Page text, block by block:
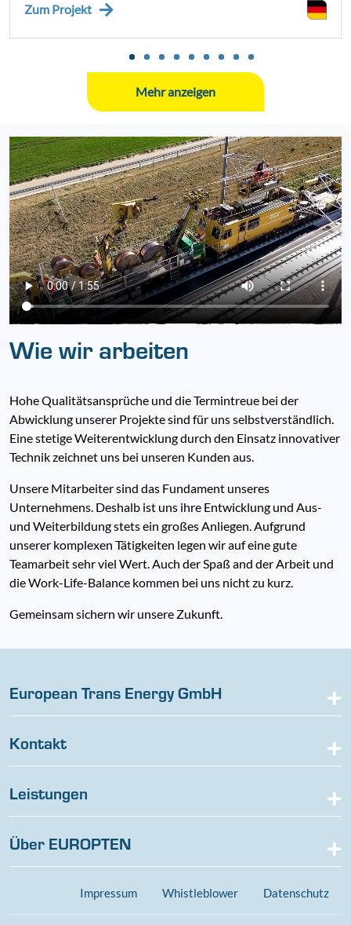
Regionalbereich der Deutschen Bahn AG (DB) haben wir
Erneuerung der Oberleitungsanlage erhalten.
Zum Projekt
Mehr anzeigen
Wie wir arbeiten
Hohe Qualitätsansprüche und die Termintreue bei der
Abwicklung unserer Projekte sind für uns selbstverständlich.
Eine stetige Weiterentwicklung durch den Einsatz innovativer
Technik zeichnet uns bei unseren Kunden aus.
Unsere Mitarbeiter sind das Fundament unseres
Unternehmens. Deshalb ist uns ihre Entwicklung und Aus-
und Weiterbildung stets ein großes Anliegen. Aufgrund
unserer komplexen Tätigkeiten legen wir auf eine gute
Teamarbeit sehr viel Wert. Auch der Spaß and der Arbeit und
die Work-Life-Balance kommen bei uns nicht zu kurz.
Gemeinsam sichern wir unsere Zukunft.
European Trans Energy GmbH
Kontakt
Leistungen
Über EUROPTEN
Impressum Whistleblower Datenschutz